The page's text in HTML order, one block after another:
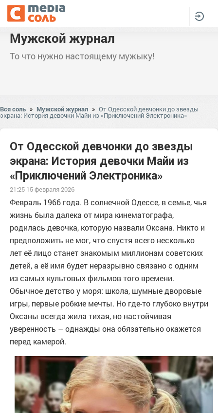
Мужской журнал
То что нужно настоящему мужыку!
Вся соль » Мужской журнал » От Одесской девчонки до звезды
экрана: История девочки Майи из «Приключений Электроника»
От Одесской девчонки до звезды
экрана: История девочки Майи из
«Приключений Электроника»
21:25 15 февраля 2026
Февраль 1966 года. В солнечной Одессе, в семье, чья
жизнь была далека от мира кинематографа,
родилась девочка, которую назвали Оксана. Никто и
предположить не мог, что спустя всего несколько
лет её лицо станет знакомым миллионам советских
детей, а её имя будет неразрывно связано с одним
из самых культовых фильмов того времени.
Обычное детство у моря: школа, шумные дворовые
игры, первые робкие мечты. Но где-то глубоко внутри
Оксаны всегда жила тихая, но настойчивая
уверенность – однажды она обязательно окажется
перед камерой.